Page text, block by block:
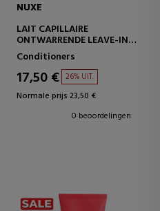
NUXE
LAIT CAPILLAIRE
ONTWARRENDE LEAVE-IN
HAARMELK
Conditioners
17,50 € 26% UIT.
Normale prijs 23,50 €
0 beoordelingen